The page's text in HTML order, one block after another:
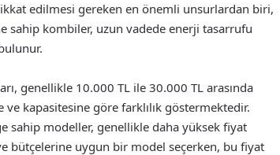
edilmesi gereken en önemli unsurlardan biri,
sahip kombiler, uzun vadede enerji tasarrufu
genellikle 10.000 TL ile 30.000 TL arasında
kapasitesine göre farklılık göstermektedir.
sahip modeller, genellikle daha yüksek fiyat
bütçelerine uygun bir model seçerken, bu fiyat